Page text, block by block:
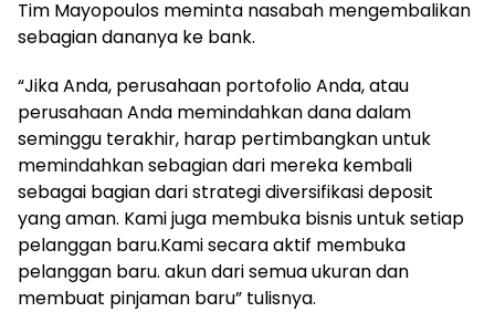
Tim Mayopoulos meminta nasabah mengembalikan
sebagian dananya ke bank.
“Jika Anda, perusahaan portofolio Anda, atau
perusahaan Anda memindahkan dana dalam
seminggu terakhir, harap pertimbangkan untuk
memindahkan sebagian dari mereka kembali
sebagai bagian dari strategi diversifikasi deposit
yang aman. Kami juga membuka bisnis untuk setiap
pelanggan baru.Kami secara aktif membuka
pelanggan baru. akun dari semua ukuran dan
membuat pinjaman baru” tulisnya.